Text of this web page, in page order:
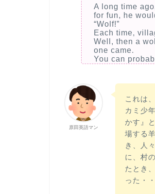
A long time
for fun, he
“Wolf!”
Each time,
Well, then a
one came.
You can
原田英語マン
これは
カミ少
かす』
場する
き、人
に、村
たとき
った・